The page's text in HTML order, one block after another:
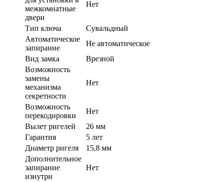
межкомнатные
двери
Нет
Тип ключа
Сувальдный
Автоматическое
запирание
Не автоматическое
Вид замка
Врезной
Возможность
замены
механизма
секретности
Нет
Возможность
перекодировки
Нет
Вылет ригелей
26 мм
Гарантия
5 лет
Диаметр ригеля
15,8 мм
Дополнительное
запирание
изнутри
Нет